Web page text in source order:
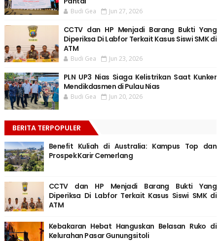
Budi Gea Jun 27, 2026
CCTV dan HP Menjadi Barang Bukti Yang
Diperiksa Di Labfor Terkait Kasus Siswi SMK di
ATM
Budi Gea Jun 23, 2026
PLN UP3 Nias Siaga Kelistrikan Saat Kunker
Mendikdasmen di Pulau Nias
Budi Gea Jun 20, 2026
BERITA TERPOPULER
Benefit Kuliah di Australia: Kampus Top dan
Prospek Karir Cemerlang
CCTV dan HP Menjadi Barang Bukti Yang
Diperiksa Di Labfor Terkait Kasus Siswi SMK di
ATM
Kebakaran Hebat Hanguskan Belasan Ruko di
Kelurahan Pasar Gunungsitoli